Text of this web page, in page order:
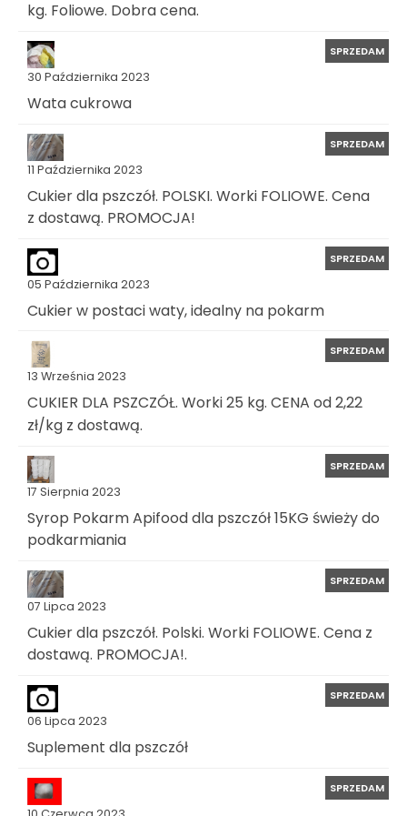
kg. Foliowe. Dobra cena.
30 Października 2023
SPRZEDAM
Wata cukrowa
11 Października 2023
SPRZEDAM
Cukier dla pszczół. POLSKI. Worki FOLIOWE. Cena
z dostawą. PROMOCJA!
05 Października 2023
SPRZEDAM
Cukier w postaci waty, idealny na pokarm
13 Września 2023
SPRZEDAM
CUKIER DLA PSZCZÓŁ. Worki 25 kg. CENA od 2,22
zł/kg z dostawą.
17 Sierpnia 2023
SPRZEDAM
Syrop Pokarm Apifood dla pszczół 15KG świeży do
podkarmiania
07 Lipca 2023
SPRZEDAM
Cukier dla pszczół. Polski. Worki FOLIOWE. Cena z
dostawą. PROMOCJA!.
06 Lipca 2023
SPRZEDAM
Suplement dla pszczół
SPRZEDAM